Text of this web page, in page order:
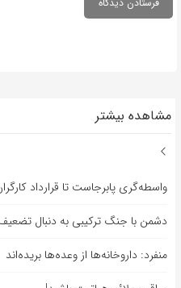
مشاهده بیشتر
واسطه‌گری پابرجاست تا قرارداد
دشمن با جنگ ترکیبی به دنبال
منفرد: داروخانه‌ها از وعده‌ها بریده‌اند